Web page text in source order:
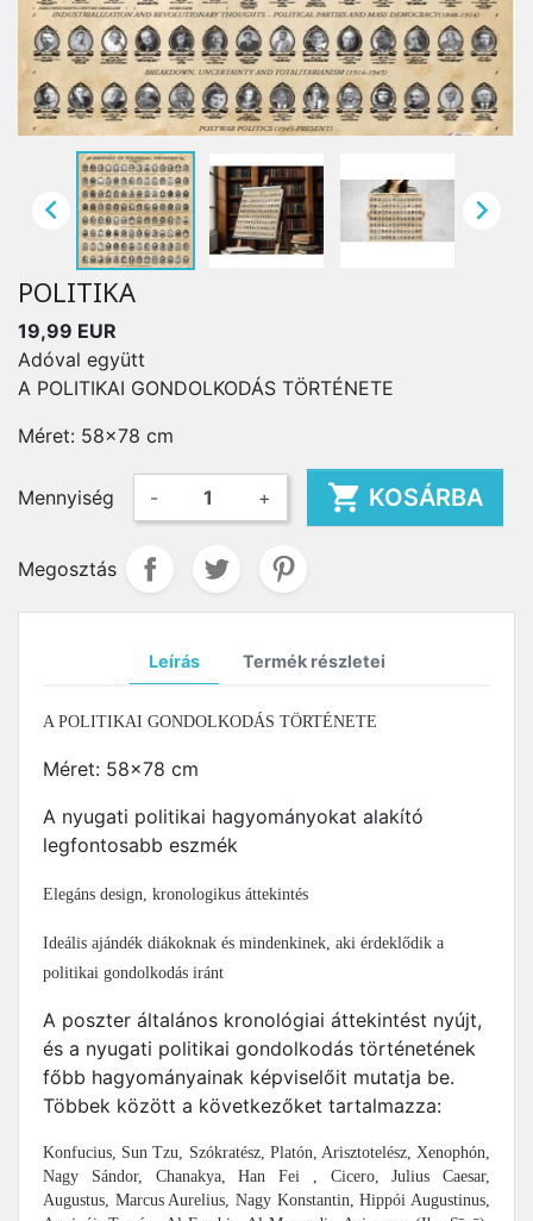
 
POLITIKA
19,99 EUR
Adóval együtt
A POLITIKAI GONDOLKODÁS TÖRTÉNETE
Méret: 58x78 cm
Mennyiség - +  KOSÁRBA
Megosztás
Leírás Termék részletei
A POLITIKAI GONDOLKODÁS TÖRTÉNETE
Méret: 58x78 cm
A nyugati politikai hagyományokat alakító
legfontosabb eszmék
Elegáns design, kronologikus áttekintés
Ideális ajándék diákoknak és mindenkinek, aki érdeklődik a
politikai gondolkodás iránt
A poszter általános kronológiai áttekintést nyújt,
és a nyugati politikai gondolkodás történetének
főbb hagyományainak képviselőit mutatja be.
Többek között a következőket tartalmazza:
Konfucius, Sun Tzu, Szókratész, Platón, Arisztotelész, Xenophón,
Nagy Sándor, Chanakya, Han Fei , Cicero, Julius Caesar,
Augustus, Marcus Aurelius, Nagy Konstantin, Hippói Augustinus,